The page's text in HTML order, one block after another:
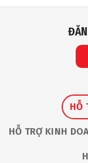
HỖ
HỖ TRỢ KINH